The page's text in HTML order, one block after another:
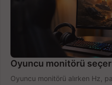
Oyuncu monitörü
Oyuncu monitörü alırken Hz,